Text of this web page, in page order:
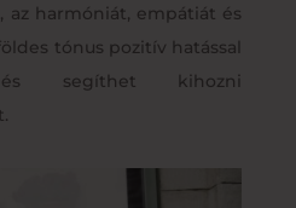
az harmóniát, empátiát és
tónus pozitív hatással
segíthet kihozni